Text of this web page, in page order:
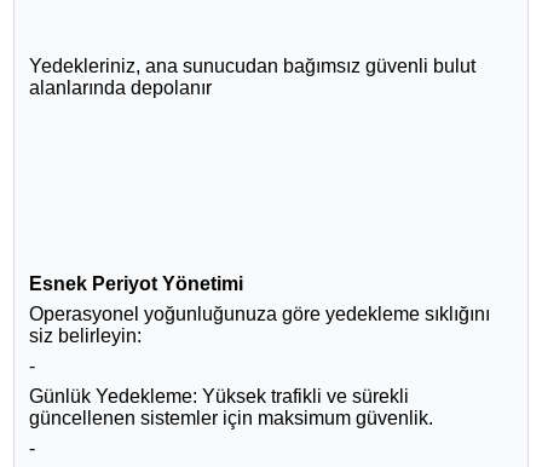
Yedekleriniz, ana sunucudan bağımsız güvenli bulut
alanlarında depolanır
Esnek Periyot Yönetimi
Operasyonel yoğunluğunuza göre yedekleme sıklığını
siz belirleyin:
-
Günlük Yedekleme: Yüksek trafikli ve sürekli
güncellenen sistemler için maksimum güvenlik.
-